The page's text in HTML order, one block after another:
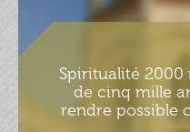
Spiritualité 2000
de cinq mille
rendre possible